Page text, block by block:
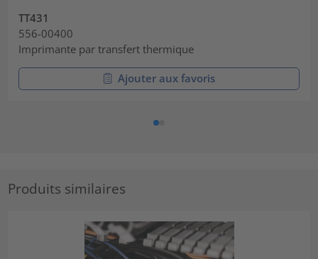
TT431
556-00400
Imprimante par transfert thermique
Ajouter aux favoris
Produits similaires